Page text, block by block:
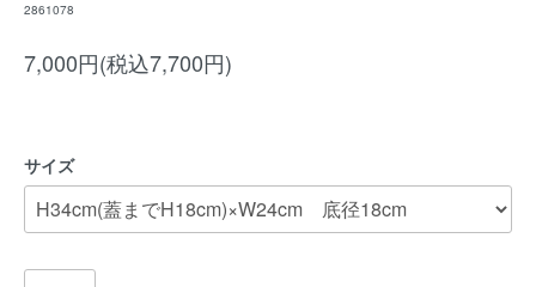
2861078
7,000円(税込7,700円)
サイズ